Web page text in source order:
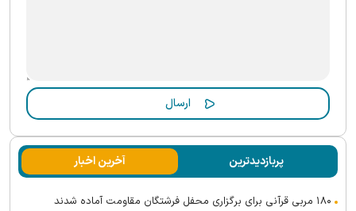
پربازدیدترین آخرین اخبار
۱۸۰ مربی قرآنی برای برگزاری محفل فرشتگان مقاومت آماده شدند